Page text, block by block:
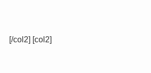
[/col2] [col2]